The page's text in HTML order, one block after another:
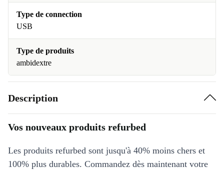
Type de connection
USB
Type de produits
ambidextre
Description
Vos nouveaux produits refurbed
Les produits refurbed sont jusqu'à 40% moins chers et
100% plus durables. Commandez dès maintenant votre